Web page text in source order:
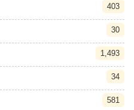
403
30
1,493
34
581